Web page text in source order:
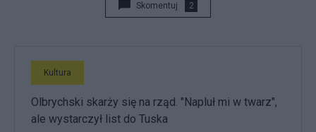
Skomentuj 2
Kultura
Olbrychski skarży się na rząd. "Napluł mi w twarz",
ale wystarczył list do Tuska